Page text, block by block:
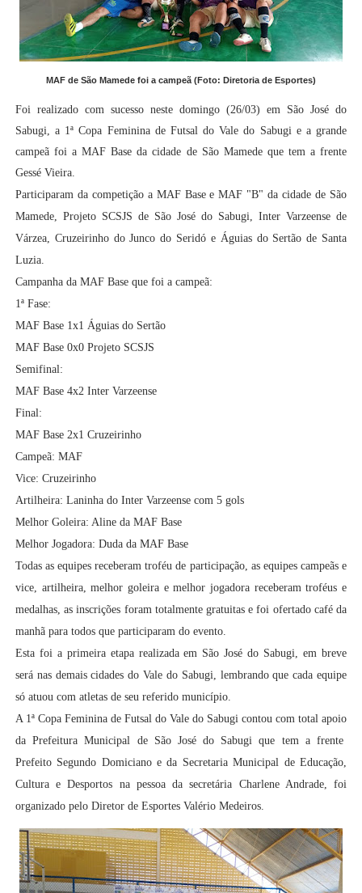
MAF de São Mamede foi a campeã (Foto: Diretoria de Esportes)
Foi realizado com sucesso neste domingo (26/03) em São José do
Sabugi, a 1ª Copa Feminina de Futsal do Vale do Sabugi e a grande
campeã foi a MAF Base da cidade de São Mamede que tem a frente
Gessé Vieira.
Participaram da competição a MAF Base e MAF "B" da cidade de São
Mamede, Projeto SCSJS de São José do Sabugi, Inter Varzeense de
Várzea, Cruzeirinho do Junco do Seridó e Águias do Sertão de Santa
Luzia.
Campanha da MAF Base que foi a campeã:
1ª Fase:
MAF Base 1x1 Águias do Sertão
MAF Base 0x0 Projeto SCSJS
Semifinal:
MAF Base 4x2 Inter Varzeense
Final:
MAF Base 2x1 Cruzeirinho
Campeã: MAF
Vice: Cruzeirinho
Artilheira: Laninha do Inter Varzeense com 5 gols
Melhor Goleira: Aline da MAF Base
Melhor Jogadora: Duda da MAF Base
Todas as equipes receberam troféu de participação, as equipes campeãs e
vice, artilheira, melhor goleira e melhor jogadora receberam troféus e
medalhas, as inscrições foram totalmente gratuitas e foi ofertado café da
manhã para todos que participaram do evento.
Esta foi a primeira etapa realizada em São José do Sabugi, em breve
será nas demais cidades do Vale do Sabugi, lembrando que cada equipe
só atuou com atletas de seu referido município.
A 1ª Copa Feminina de Futsal do Vale do Sabugi contou com total apoio
da Prefeitura Municipal de São José do Sabugi que tem a frente
Prefeito Segundo Domiciano e da Secretaria Municipal de Educação,
Cultura e Desportos na pessoa da secretária Charlene Andrade, foi
organizado pelo Diretor de Esportes Valério Medeiros.